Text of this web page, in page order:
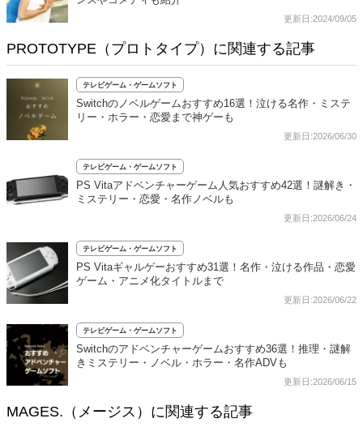
更新日:2024/09/05
PROTOTYPE（プロトタイプ）に関連する記事
テレビゲーム・ゲームソフト
Switchのノベルゲームおすすめ16選！泣ける名作・ミステ
リー・ホラー・恋愛まで神ゲーも
更新日:2026/06/30
テレビゲーム・ゲームソフト
PS Vitaアドベンチャーゲーム人気おすすめ42選！謎解き・
ミステリー・恋愛・名作ノベルも
更新日:2026/06/24
テレビゲーム・ゲームソフト
PS Vitaギャルゲーおすすめ31選！名作・泣ける作品・恋愛
ゲーム・アニメ化タイトルまで
更新日:2026/06/22
テレビゲーム・ゲームソフト
Switchのアドベンチャーゲームおすすめ36選！推理・謎解
きミステリー・ノベル・ホラー・名作ADVも
更新日:2026/06/15
MAGES.（メージス）に関連する記事